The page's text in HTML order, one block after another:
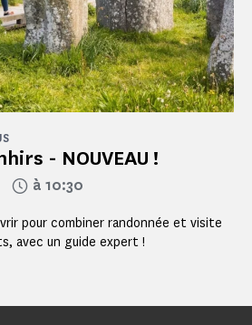
- NOUVEAU !
à 10:30
pour combiner randonnée et visite
avec un guide expert !